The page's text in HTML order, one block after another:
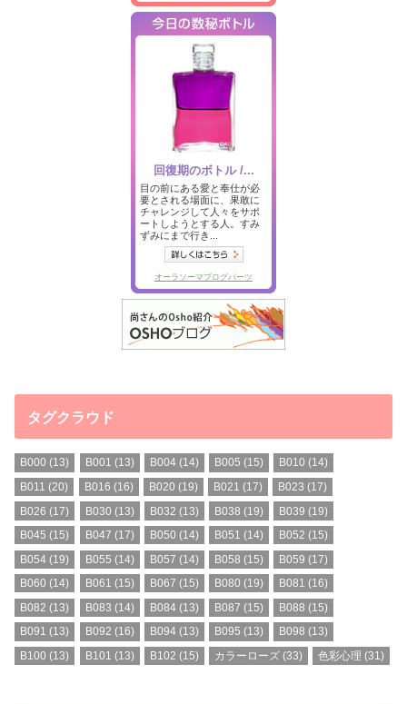
タグクラウド
B000 (13) B001 (13) B004(14) B005 (15) B010 (14)
B011 (20) B016 (16) B020 (19) B021 (17) B023 (17)
B026 (17) B030 (13) B032 (13) B038 (19) B039 (19)
B045 (15) B047 (17) B050 (14) B051 (14) B052 (15)
B054 (19) B055 (14) B057 (14) B058 (15) B059 (17)
B060 (14) B061 (15) B067 (15) B080 (19) B081 (16)
B082 (13) B083 (14) B084(13) B087 (15) B088 (15)
B091 (13) B092 (16) B094(13) B095 (13) B098 (13)
B100 (13) B101 (13) B102 (15) カラーローズ (33) 色彩心理 (31)